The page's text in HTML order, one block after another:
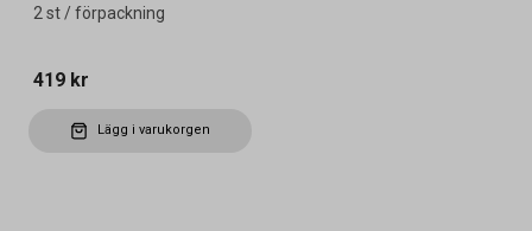
2 st / förpackning
419 kr
Lägg i varukorgen